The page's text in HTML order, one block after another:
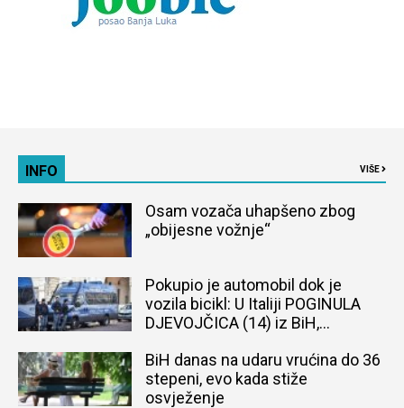
INFO VIŠE
Osam vozača uhapšeno zbog
„obijesne vožnje“
Pokupio je automobil dok je
vozila bicikl: U Italiji POGINULA
DJEVOJČICA (14) iz BiH,
BiH danas na udaru vrućina do 36
stepeni, evo kada stiže
osvježenje